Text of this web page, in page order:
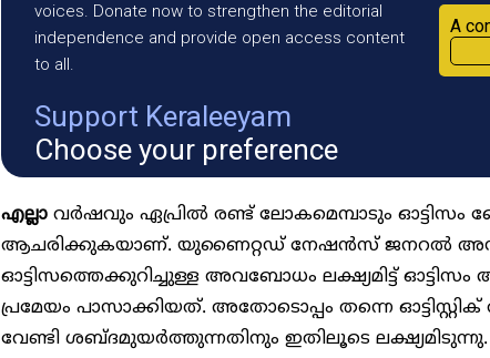
voices. Donate now to strengthen the editorial
independence and provide open access content
to all.
Support Keraleeyam
Choose your preference
A
എല്ലാ വർഷവും ഏപ്രിൽ രണ്ട് ലോകമെമ്പാടും
ആചരിക്കുകയാണ്. യുണൈറ്റഡ് നേഷൻസ് ജനറൽ
ഓട്ടിസത്തെക്കുറിച്ചുള്ള അവബോധം ലക്ഷ്യമിട്ട്
പ്രമേയം പാസാക്കിയത്. അതോടൊപ്പം തന്നെ
വേണ്ടി ശബ്ദമുയർത്തുന്നതിനും ഇതിലൂടെ ലക്ഷ്യമിടുന്നു.